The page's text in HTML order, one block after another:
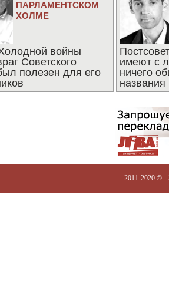
ПАРЛАМЕНТСКОМ
ХОЛМЕ
войны
Советского
полезен для его
имеют с
ничего
названия
2011-2020 © -